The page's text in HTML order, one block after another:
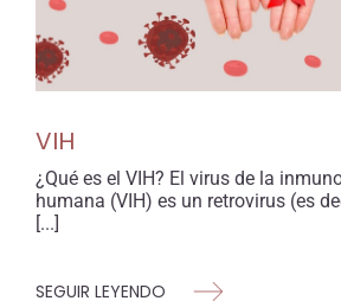
VIH
¿Qué es el VIH? El virus de la
humana (VIH) es un retrovirus (es
[...]
SEGUIR LEYENDO